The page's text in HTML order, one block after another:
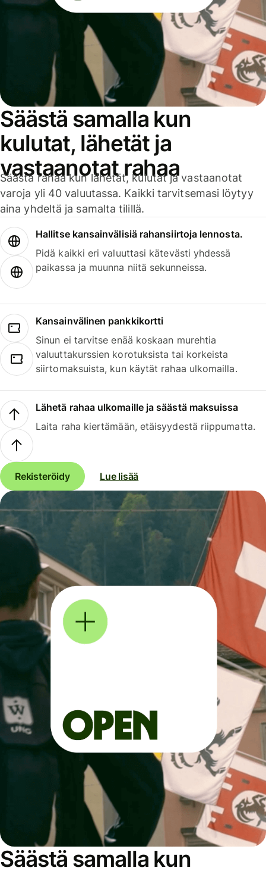
Säästä samalla kun
kulutat, lähetät ja
vastaanotat rahaa
Säästä rahaa kun lähetät, kulutat ja vastaanotat
varoja yli 40 valuutassa. Kaikki tarvitsemasi löytyy
aina yhdeltä ja samalta tilillä.
Hallitse kansainvälisiä rahansiirtoja lennosta.
Pidä kaikki eri valuuttasi kätevästi yhdessä
paikassa ja muunna niitä sekunneissa.
Kansainvälinen pankkikortti
Sinun ei tarvitse enää koskaan murehtia
valuuttakurssien korotuksista tai korkeista
siirtomaksuista, kun käytät rahaa ulkomailla.
Lähetä rahaa ulkomaille ja säästä maksuissa
Laita raha kiertämään, etäisyydestä riippumatta.
Rekisteröidy Lue lisää
Säästä samalla kun